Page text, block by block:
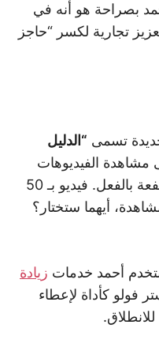
بصراحة هو أنه في
تجارية لكسر “حاجز
تسمى “الدليل
مشاهدة الفيديوهات
التي تحمل أعداد مشاهدات مرتفعة بالفعل. فيديو بـ 50
مقابل فيديو بـ 5000 مشاهدة، أيهما ستختار؟
أحمد خدمات زيادة
فولو كأداة لإعطاء
للانطلاق.